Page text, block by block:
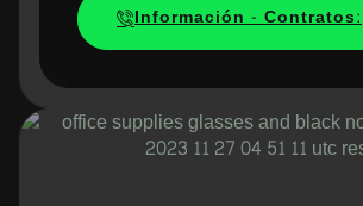
Información - Contratos: